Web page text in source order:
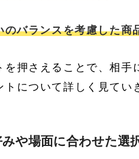
のバランスを考慮した商
を押さえることで、相
について詳しく見てい
や場面に合わせた選